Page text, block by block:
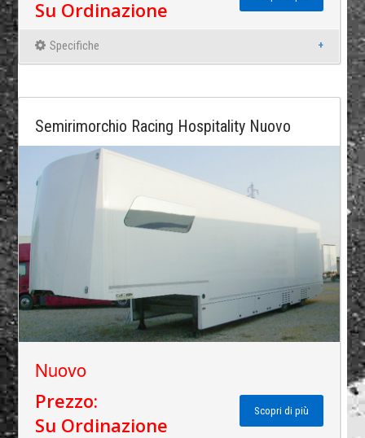
Su Ordinazione
Specifiche
Semirimorchio Racing Hospitality Nuovo
Nuovo
Prezzo:
Su Ordinazione
Scopri di più